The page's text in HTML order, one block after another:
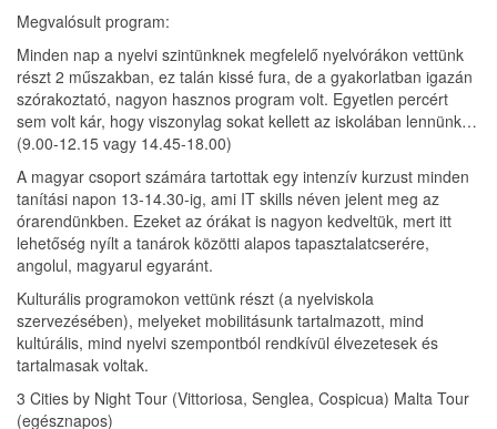
Megvalósult program:
Minden nap a nyelvi szintünknek megfelelő nyelvórákon vettünk
részt 2 műszakban, ez talán kissé fura, de a gyakorlatban igazán
szórakoztató, nagyon hasznos program volt. Egyetlen percért
sem volt kár, hogy viszonylag sokat kellett az iskolában lennünk…
(9.00-12.15 vagy 14.45-18.00)
A magyar csoport számára tartottak egy intenzív kurzust minden
tanítási napon 13-14.30-ig, ami IT skills néven jelent meg az
órarendünkben. Ezeket az órákat is nagyon kedveltük, mert itt
lehetőség nyílt a tanárok közötti alapos tapasztalatcserére,
angolul, magyarul egyaránt.
Kulturális programokon vettünk részt (a nyelviskola
szervezésében), melyeket mobilitásunk tartalmazott, mind
kultúrális, mind nyelvi szempontból rendkívül élvezetesek és
tartalmasak voltak.
3 Cities by Night Tour (Vittoriosa, Senglea, Cospicua) Malta Tour
(egésznapos)